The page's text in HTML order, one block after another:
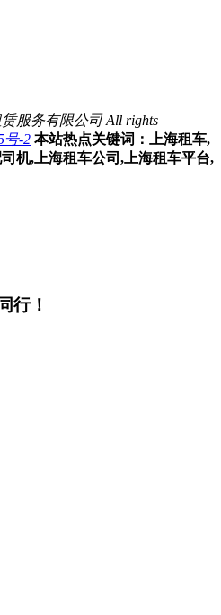
服务有限公司 All rights
号-2 本站热点关键词：上海租车,
机,上海租车公司,上海租车平台,
行！